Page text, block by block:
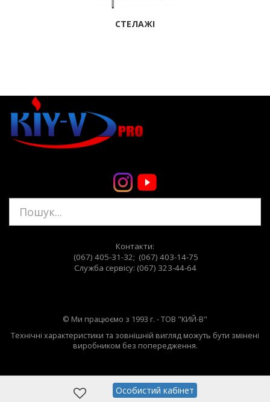
СТЕЛАЖІ
Контакти:
(067) 405-31-32; (067) 403-14-75
Служба сервiсу: (067) 323-44-64
© Ми працюємо з 1993 г. - ТОВ "КИЙ-В"
Технічні характеристики та зовнішній вигляд можуть бути змінені
виробником без попередження.
Особистий кабінет